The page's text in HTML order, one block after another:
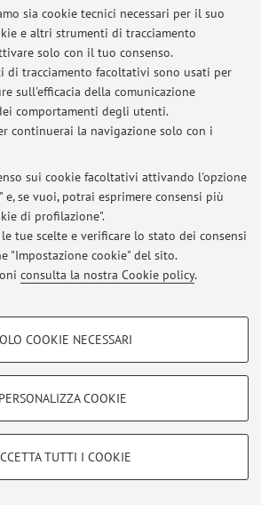
sia cookie tecnici necessari per il suo
e altri strumenti di tracciamento
solo con il tuo consenso.
di tracciamento facoltativi sono usati per
sull'efficacia della comunicazione
comportamenti degli utenti.
continuerai la navigazione solo con i
sui cookie facoltativi attivando l'opzione
e, se vuoi, potrai esprimere consensi più
di profilazione".
tue scelte e verificare lo stato dei consensi
"Impostazione cookie" del sito.
consulta la nostra Cookie policy.
- FACOLTATIVI
utilizzati, a titolo esemplificativo, per il corretto
COOKIE NECESSARI
PERSONALIZZA COOKIE
TUTTI I COOKIE
and Learning
- Vai alla mappa
Ultimi avvisi
non sono presenti avvisi.
gestire tutti i contenuti del sito.
STUDIORUM - Università di Bologna - Via
Bologna - Partita IVA: 01131710376
Note legali|Impostazioni Cookie